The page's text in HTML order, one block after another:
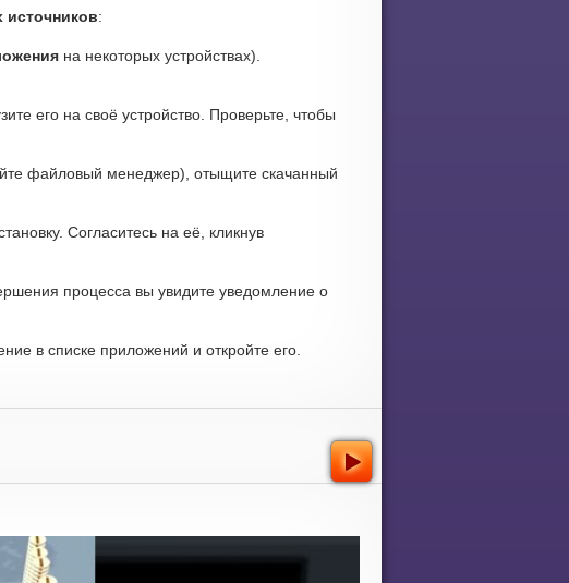
источников:
на некоторых устройствах).
его на своё устройство. Проверьте, чтобы
файловый менеджер), отыщите скачанный
Согласитесь на её, кликнув
процесса вы увидите уведомление о
в списке приложений и откройте его.